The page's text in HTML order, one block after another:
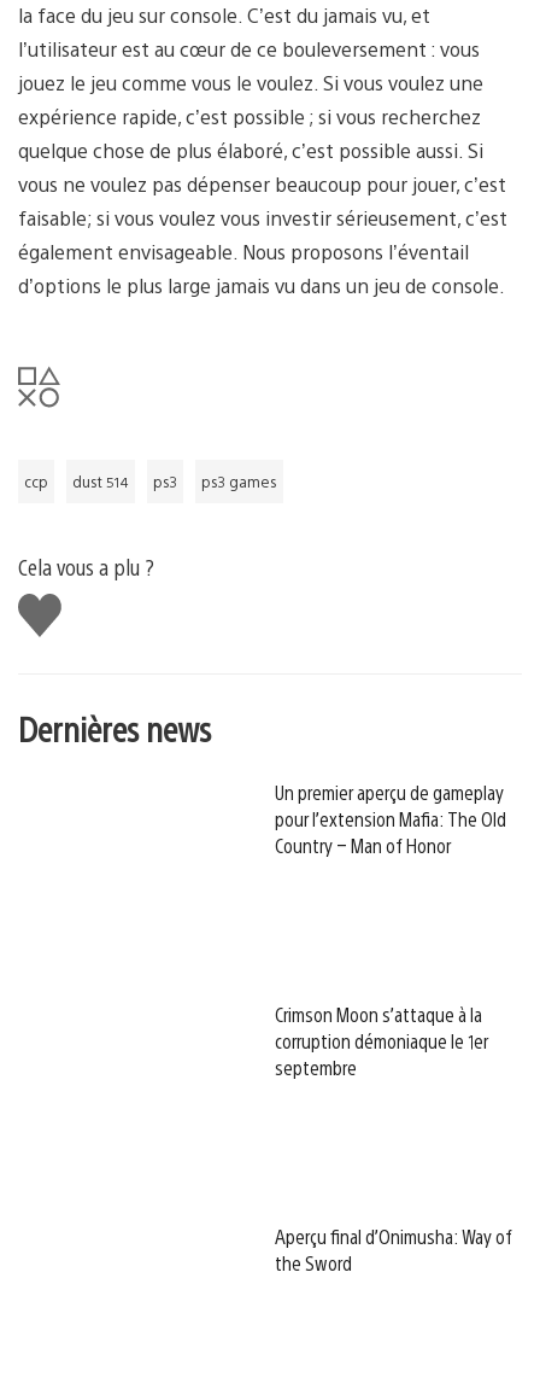
la face du jeu sur console. C’est du jamais vu, et
l’utilisateur est au cœur de ce bouleversement : vous
jouez le jeu comme vous le voulez. Si vous voulez une
expérience rapide, c’est possible ; si vous recherchez
quelque chose de plus élaboré, c’est possible aussi. Si
vous ne voulez pas dépenser beaucoup pour jouer, c’est
faisable; si vous voulez vous investir sérieusement, c’est
également envisageable. Nous proposons l’éventail
d’options le plus large jamais vu dans un jeu de console.
ccp dust 514 ps3 ps3 games
Cela vous a plu ?
J'aime
Dernières news
Un premier aperçu de gameplay
pour l’extension Mafia: The Old
Country – Man of Honor
Crimson Moon s’attaque à la
corruption démoniaque le 1er
septembre
Aperçu final d’Onimusha: Way of
the Sword